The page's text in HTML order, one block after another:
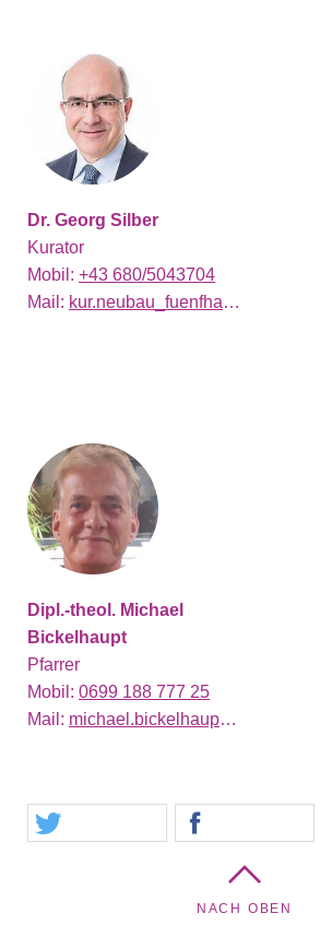
Dr. Georg Silber
Kurator
Mobil: +43 680/5043704
Mail: kur.neubau_fuenfhaus@evang.at
Dipl.-theol. Michael
Bickelhaupt
Pfarrer
Mobil: 0699 188 777 25
Mail: michael.bickelhaupt@evang.at
NACH OBEN